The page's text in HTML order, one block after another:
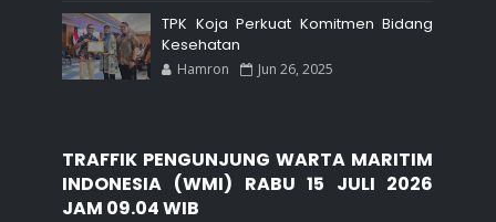
TPK Koja Perkuat Komitmen Bidang
Kesehatan
Hamron Jun 26, 2025
TRAFFIK PENGUNJUNG WARTA MARITIM
INDONESIA (WMI) RABU 15 JULI 2026
JAM 09.04 WIB